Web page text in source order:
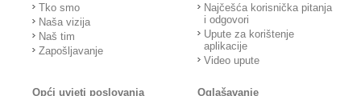
Tko smo
Naša vizija
Naš tim
Zapošljavanje
Najčešća korisnička pitanja
i odgovori
Upute za korištenje
aplikacije
Video upute
Opći uvjeti poslovanja
Oglašavanje